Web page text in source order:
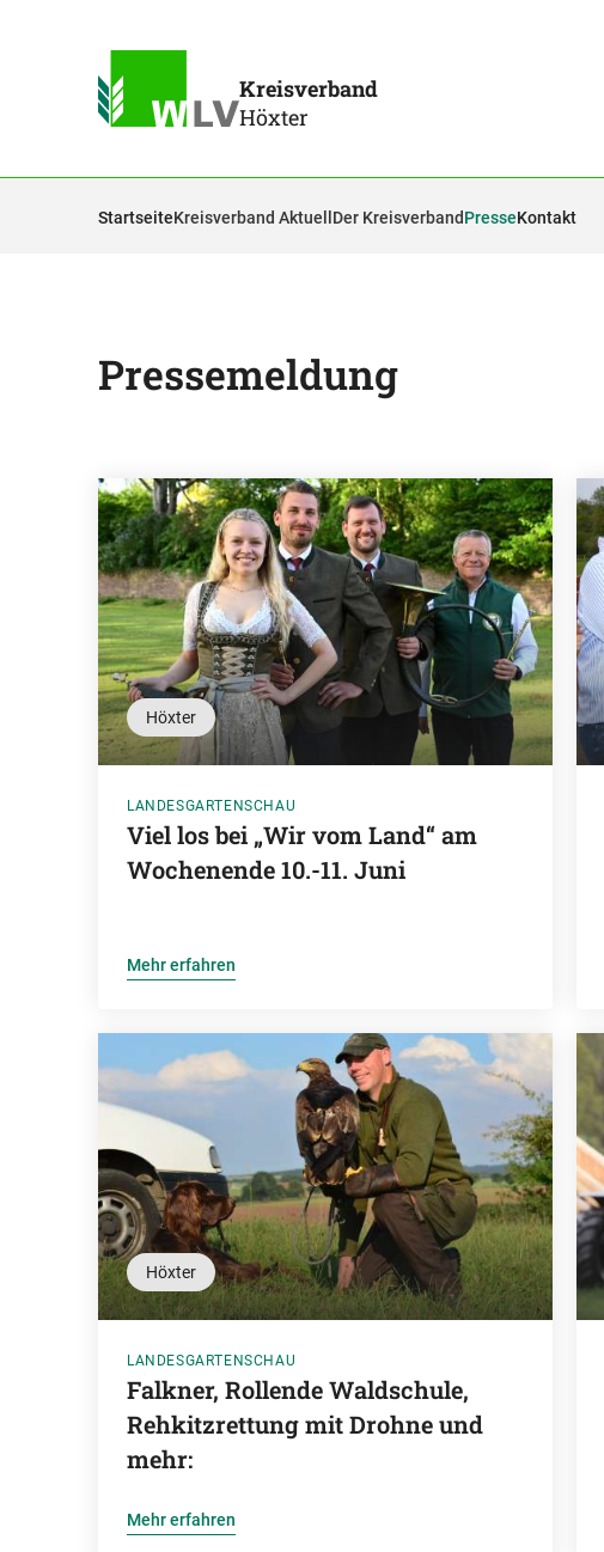
Kreisverband
Höxter
StartseiteKreisverband Aktuell Der KreisverbandPresseKontakt
Pressemeldung
Höxter
LANDESGARTENSCHAU
Viel los bei „Wir vom Land“ am
Wochenende 10.-11. Juni
Mehr erfahren
Höxter
LANDESGARTENSCHAU
Falkner, Rollende Waldschule,
Rehkitzrettung mit Drohne und
mehr:
Mehr erfahren